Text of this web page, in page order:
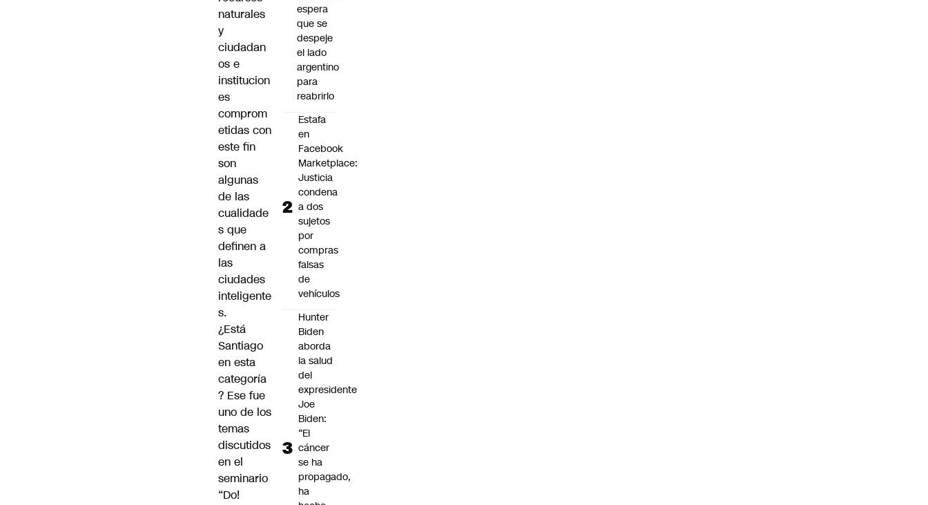
naturales
y
ciudadan
os e
institucion
es
comprom
etidas con
este fin
son
algunas
de las
cualidade
s que
definen a
las
ciudades
inteligente
s.
¿Está
Santiago
en esta
categoría
? Ese fue
uno de los
temas
discutidos
en el
seminario
“Do!
espera
que se
despeje
el lado
argentino
para
reabrirlo
Estafa
en
Facebook
Marketplace:
Justicia
condena
a dos
sujetos
por
compras
falsas
de
vehículos
Hunter
Biden
aborda
la salud
del
expresidente
Joe
Biden:
“El
cáncer
se ha
propagado,
ha